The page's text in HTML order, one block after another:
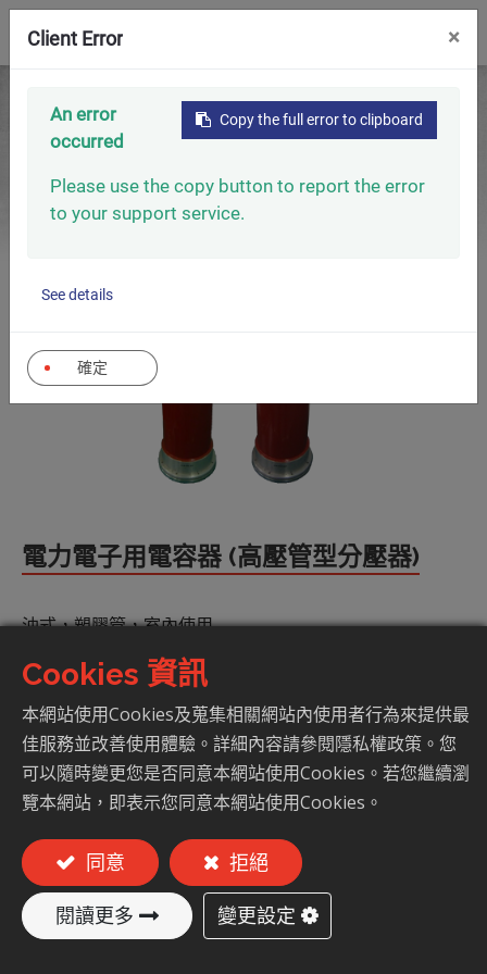
電力電子電容器
電力電子用電容器 (高壓管型分壓器)
電力電子用電容器 (高壓管型分壓器)
油式，塑膠管，室內使用
加入詢價車
產品特色
Cookies 資訊
本網站使用Cookies及蒐集相關網站內使用者行為來提供最
佳服務並改善使用體驗。詳細內容請參閱隱私權政策。您
可以隨時變更您是否同意本網站使用Cookies。若您繼續瀏
覽本網站，即表示您同意本網站使用Cookies。
同意 拒絕
閱讀更多 變更設定
Client Error ×
Copy the full error to clipboard
An error
occurred
Please use the copy button to report the error
to your support service.
See details
確定